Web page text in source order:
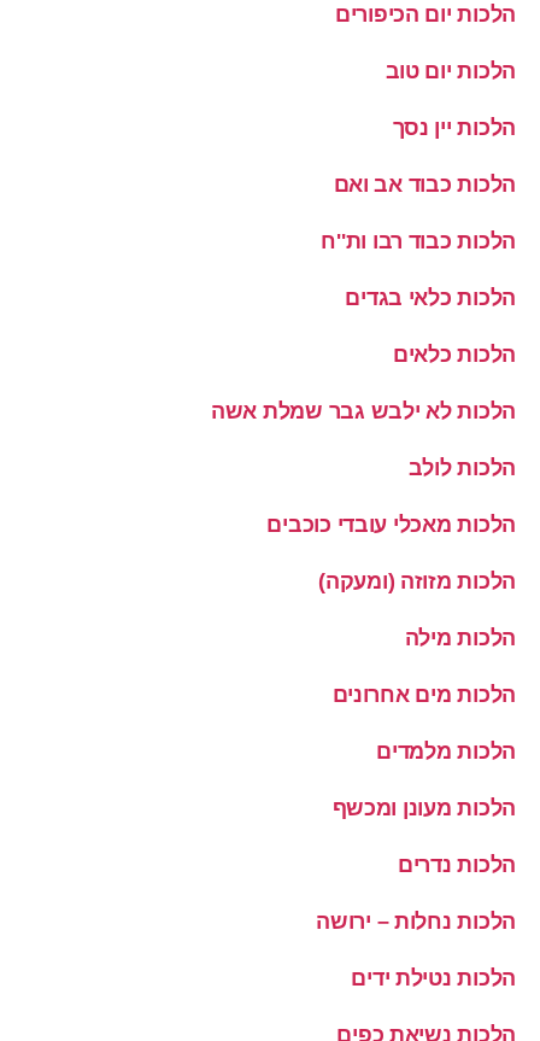
הלכות יום הכיפורים
הלכות יום טוב
הלכות יין נסך
הלכות כבוד אב ואם
הלכות כבוד רבו ות''ח
הלכות כלאי בגדים
הלכות כלאים
הלכות לא ילבש גבר שמלת אשה
הלכות לולב
הלכות מאכלי עובדי כוכבים
הלכות מזוזה (ומעקה)
הלכות מילה
הלכות מים אחרונים
הלכות מלמדים
הלכות מעונן ומכשף
הלכות נדרים
הלכות נחלות – ירושה
הלכות נטילת ידים
הלכות נשיאת כפים